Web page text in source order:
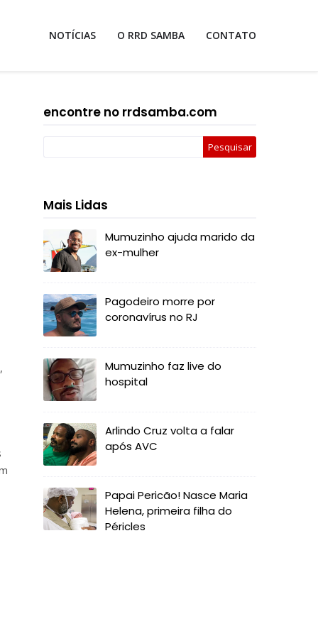
NOTÍCIAS O RRD SAMBA CONTATO
encontre no rrdsamba.com
Mais Lidas
Mumuzinho ajuda marido da
ex-mulher
Pagodeiro morre por
coronavírus no RJ
Mumuzinho faz live do
hospital
Arlindo Cruz volta a falar
após AVC
Papai Pericão! Nasce Maria
Helena, primeira filha do
Péricles